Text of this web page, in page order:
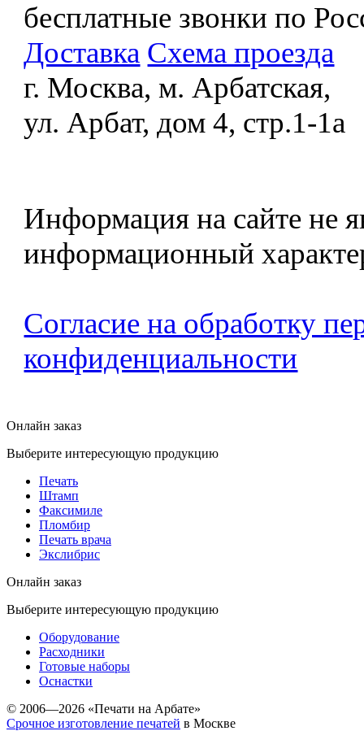
бесплатные звонки по
Доставка Схема проезда
г. Москва, м. Арбатская,
ул. Арбат, дом 4, стр.1-1а
Информация на сайте не
информационный
Согласие на обработку
конфиденциальности
Онлайн заказ
Выберите интересующую продукцию
Печать
Штамп
Факсимиле
Пломбир
Печать врача
Экслибрис
Онлайн заказ
Выберите интересующую продукцию
Оборудование
Расходники
Готовые наборы
Оснастки
© 2006—2026 «Печати на Арбате»
Срочное изготовление печатей в Москве